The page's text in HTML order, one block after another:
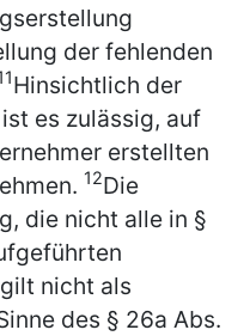
der fehlenden
Hinsichtlich der
es zulässig, auf
erstellten
12Die
die nicht alle in §
nicht als
des § 26a Abs.